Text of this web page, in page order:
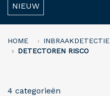
NIEUW
HOME INBRAAKDETECTIE
DETECTOREN RISCO
4 categorieën